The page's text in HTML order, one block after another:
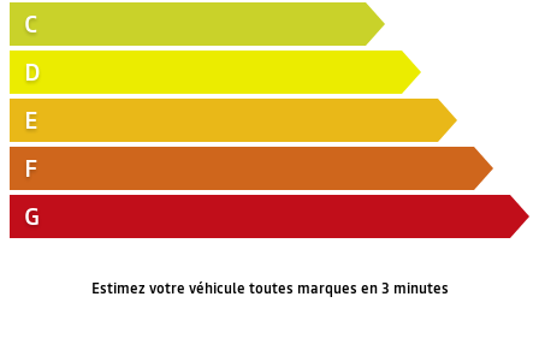
C
D
E
F
G
Estimez votre véhicule toutes marques en 3 minutes